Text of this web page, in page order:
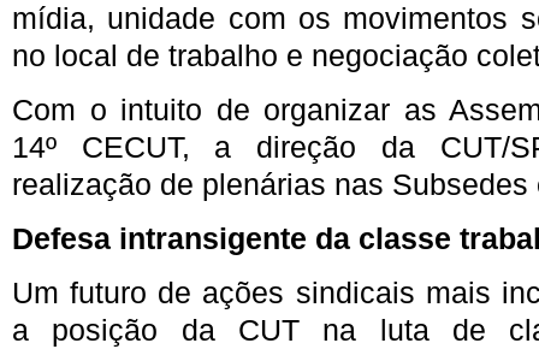
mídia, unidade com os movimentos
no local de trabalho e negociação
Com o intuito de organizar as
14º CECUT, a direção da CUT/
realização de plenárias nas
Defesa intransigente da classe
Um futuro de ações sindicais mais
a posição da CUT na luta de